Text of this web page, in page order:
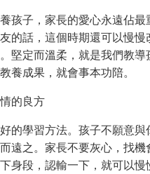
孩子，家長的愛心永遠佔
的話，這個時期還可以慢
堅定而溫柔，就是我們教
養成果，就會事本功陪。
的良方
的學習方法。孩子不願意
遠之。家長不要灰心，找
身段，認輸一下，就可以